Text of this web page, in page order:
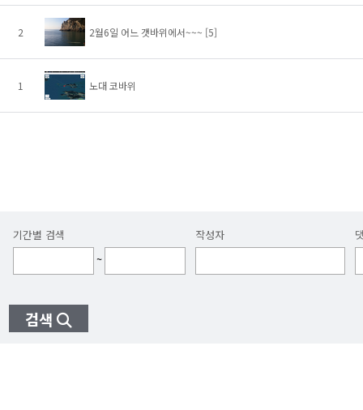
2 2월6일 어느 갯바위에서~~~ [5]
1 노대 코바위
기간별 검색
~
작성자
검색